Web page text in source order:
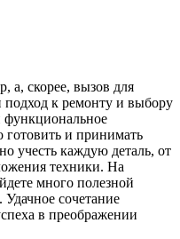
а, скорее, вызов для
к ремонту и выбору
функциональное
готовить и принимать
учесть каждую деталь, от
техники. На
много полезной
сочетание
в преображении